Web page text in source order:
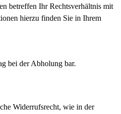
betreffen Ihr Rechtsverhältnis mit
hierzu finden Sie in Ihrem
bei der Abholung bar.
Widerrufsrecht, wie in der